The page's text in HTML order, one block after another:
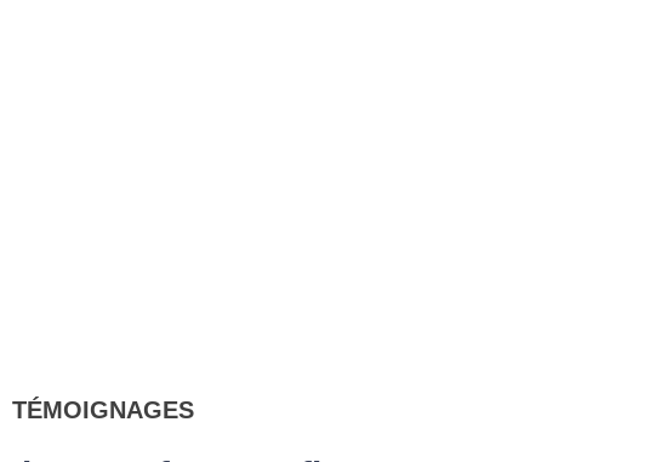
TÉMOIGNAGES